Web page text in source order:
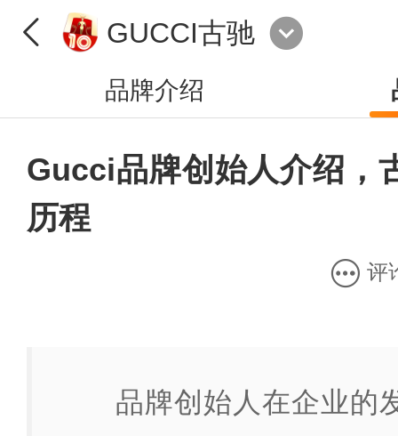
GUCCI古驰
品牌介绍
Gucci品牌创始人介绍，
历程
评
品牌创始人在企业的